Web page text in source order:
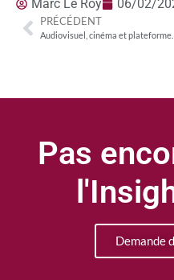
Marc Le Roy 06/02/
PRÉCÉDENT
Pas
Demande